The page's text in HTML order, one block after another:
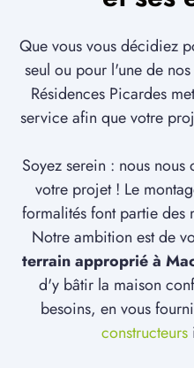
Que vous vous décidiez
seul ou pour l'une de
Résidences Picardes
service afin que votre
Soyez serein : nous
votre projet ! Le
formalités font partie des
Notre ambition est de
terrain approprié à
d'y bâtir la maison
besoins, en vous
constructeurs